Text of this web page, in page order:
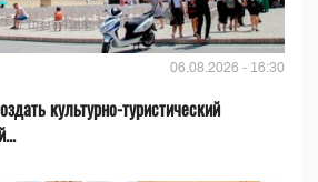
06.08.2026 - 16:30
культурно-туристический